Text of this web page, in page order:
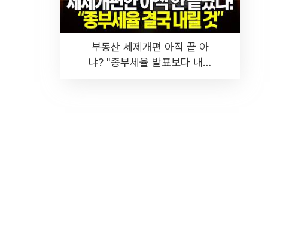
부동산 세제개편 아직 끝 아
냐? "종부세율 발표보다 내릴